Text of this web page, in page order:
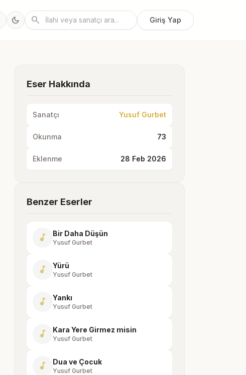
dark_mode search Giriş Yap
Eser Hakkında
Sanatçı Yusuf Gurbet
Okunma 73
Eklenme 28 Feb 2026
Benzer Eserler
music_note Bir Daha Düşün
Yusuf Gurbet
music_note Yürü
Yusuf Gurbet
music_note Yankı
Yusuf Gurbet
music_note Kara Yere Girmez misin
Yusuf Gurbet
music_note Dua ve Çocuk
Yusuf Gurbet